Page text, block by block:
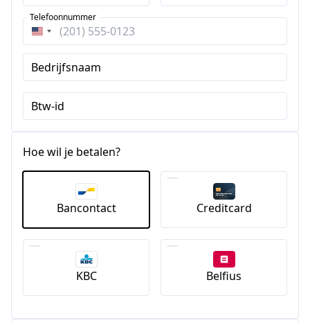
Verenigde
Staten
+1
Telefoonnummer
Bedrijfsnaam
Btw-id
Hoe wil je betalen?
Bancontact Creditcard
KBC Belfius